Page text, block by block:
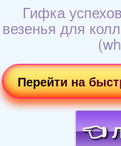
Гифка
везенья для
Перейти на
👈